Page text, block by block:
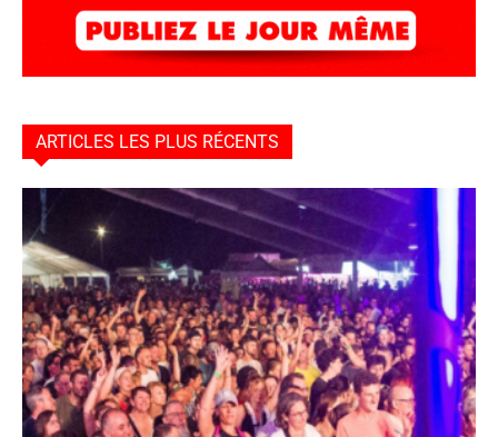
ARTICLES LES PLUS RÉCENTS